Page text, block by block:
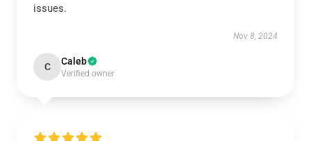
issues.
Nov 8, 2024
C Caleb
Verified owner